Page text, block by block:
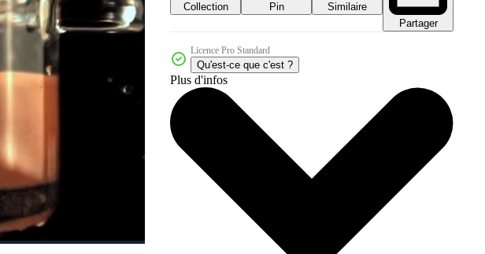
Collection Pin
Similaire
Partager
Licence Pro Standard
Qu'est-ce que c'est ?
Plus d'infos